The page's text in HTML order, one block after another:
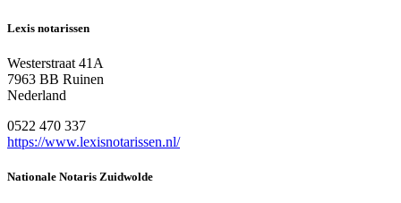
Lexis notarissen
Westerstraat 41A
7963 BB Ruinen
Nederland
0522 470 337
https://www.lexisnotarissen.nl/
Nationale Notaris Zuidwolde